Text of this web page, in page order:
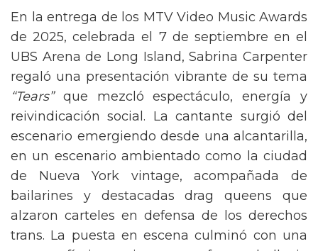
En la entrega de los MTV Video Music Awards
de 2025, celebrada el 7 de septiembre en el
UBS Arena de Long Island, Sabrina Carpenter
regaló una presentación vibrante de su tema
“Tears”que mezcló espectáculo, energía y
reivindicación social. La cantante surgió del
escenario emergiendo desde una alcantarilla,
en un escenario ambientado como la ciudad
de Nueva York vintage, acompañada de
bailarines y destacadas drag queens que
alzaron carteles en defensa de los derechos
trans. La puesta en escena culminó con una